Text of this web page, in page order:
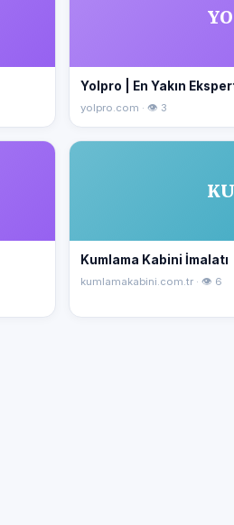
YO
Yolpro | En Yakın
yolpro.com · 👁 3
KU
Kumlama Kabini İmalatı
kumlamakabini.com.tr · 👁 6